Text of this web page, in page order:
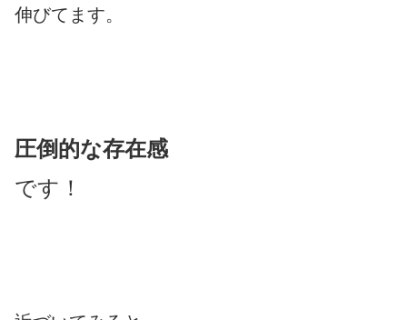
伸びてます。
圧倒的な存在感
です！